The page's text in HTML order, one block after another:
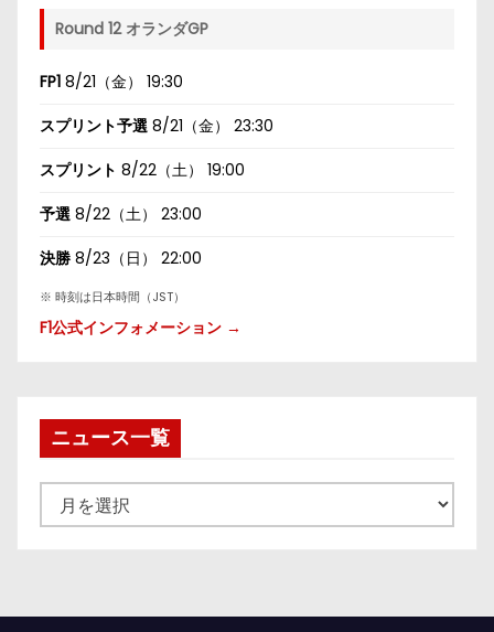
Round 12 オランダGP
FP1 8/21（金） 19:30
スプリント予選 8/21（金） 23:30
スプリント 8/22（土） 19:00
予選 8/22（土） 23:00
決勝 8/23（日） 22:00
※ 時刻は日本時間（JST）
F1公式インフォメーション →
ニュース一覧
ュ
一